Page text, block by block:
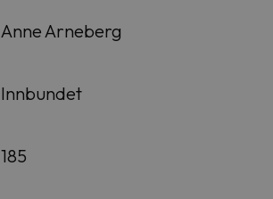
Anne Arneberg
Innbundet
185